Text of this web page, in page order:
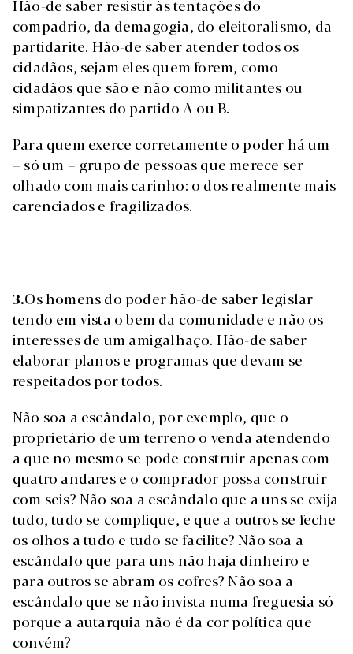
Hão-de saber resistir às tentações do
compadrio, da demagogia, do eleitoralismo, da
partidarite. Hão-de saber atender todos os
cidadãos, sejam eles quem forem, como
cidadãos que são e não como militantes ou
simpatizantes do partido A ou B.
Para quem exerce corretamente o poder há um
– só um – grupo de pessoas que merece ser
olhado com mais carinho: o dos realmente mais
carenciados e fragilizados.
3.Os homens do poder hão-de saber legislar
tendo em vista o bem da comunidade e não os
interesses de um amigalhaço. Hão-de saber
elaborar planos e programas que devam se
respeitados por todos.
Não soa a escândalo, por exemplo, que o
proprietário de um terreno o venda atendendo
a que no mesmo se pode construir apenas com
quatro andares e o comprador possa construir
com seis? Não soa a escândalo que a uns se exija
tudo, tudo se complique, e que a outros se feche
os olhos a tudo e tudo se facilite? Não soa a
escândalo que para uns não haja dinheiro e
para outros se abram os cofres? Não soa a
escândalo que se não invista numa freguesia só
porque a autarquia não é da cor política que
convém?